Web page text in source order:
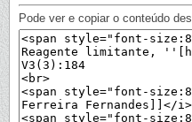
Pode ver e copiar o conteúdo